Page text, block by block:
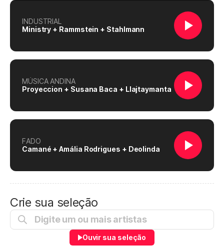
INDUSTRIAL
Ministry + Rammstein + Stahlmann
MÚSICA ANDINA
Proyeccion + Susana Baca + Llajtaymanta
FADO
Camané + Amália Rodrigues + Deolinda
Crie sua seleção
Ouvir sua seleção